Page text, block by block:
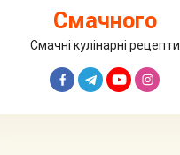
Смачного
Смачні кулінарні рецепти